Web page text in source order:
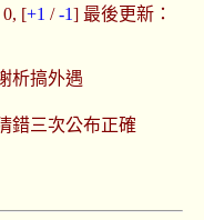
[+1 /-1] 最後更新：
析搞外遇
錯三次公布正確